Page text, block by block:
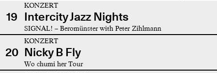
19
KONZERT
Intercity Jazz Nights
SIGNAL! – Beromünster with Peter Zihlmann
20
KONZERT
Nicky B Fly
Wo chumi her Tour